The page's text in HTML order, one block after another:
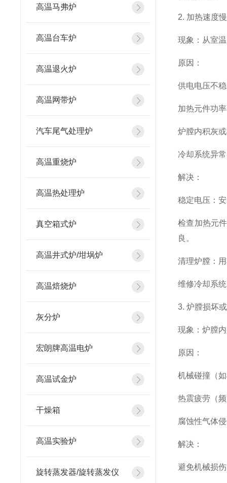
高温马弗炉
高温台车炉
高温退火炉
高温网带炉
汽车尾气处理炉
高温重烧炉
高温热处理炉
真空箱式炉
高温井式炉/坩埚炉
高温焙烧炉
灰分炉
宏朗牌高温电炉
高温试金炉
干燥箱
高温实验炉
旋转蒸发器/旋转蒸发仪
2. 加热速度
现象：从室
原因：
供电电压不
加热元件功
炉膛内积灰
冷却系统异
解决：
稳定电压：
检查加热元
良。
清理炉膛：
维修冷却系
3. 炉膛损坏
现象：炉膛
原因：
机械碰撞（
热震疲劳（
腐蚀性气体
解决：
避免机械损